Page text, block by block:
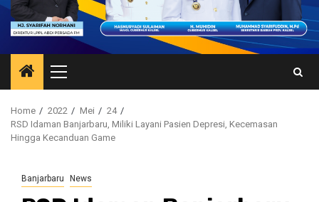
Primary
Menu
Home 2022 Mei
24
RSD Idaman Banjarbaru, Miliki Layani Pasien Depresi, Kecemasan
Hingga Kecanduan Game
Banjarbaru News